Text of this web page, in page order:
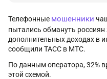
Телефонные мошенники
пытались обмануть россиян
дополнительных доходах в
сообщили ТАСС в МТС.
По данным оператора, 32%
этой схемой.